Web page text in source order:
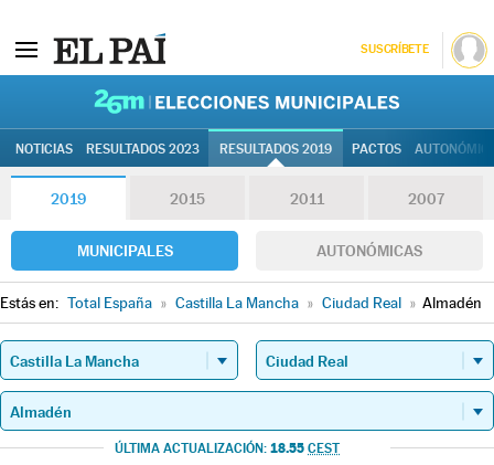
SUSCRÍBETE
NOTICIAS RESULTADOS 2023 RESULTADOS 2019 PACTOS
2019 2015 2011 2007
MUNICIPALES AUTONÓMICAS
Estás en: Total España » Castilla La Mancha » Ciudad Real » Almadén
ÚLTIMA ACTUALIZACIÓN: 18.55 CEST